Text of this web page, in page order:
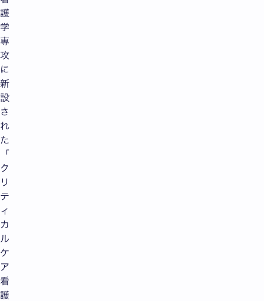
護
学
専
攻
に
新
設
さ
れ
た
「
ク
リ
テ
ィ
カ
ル
ケ
ア
看
護